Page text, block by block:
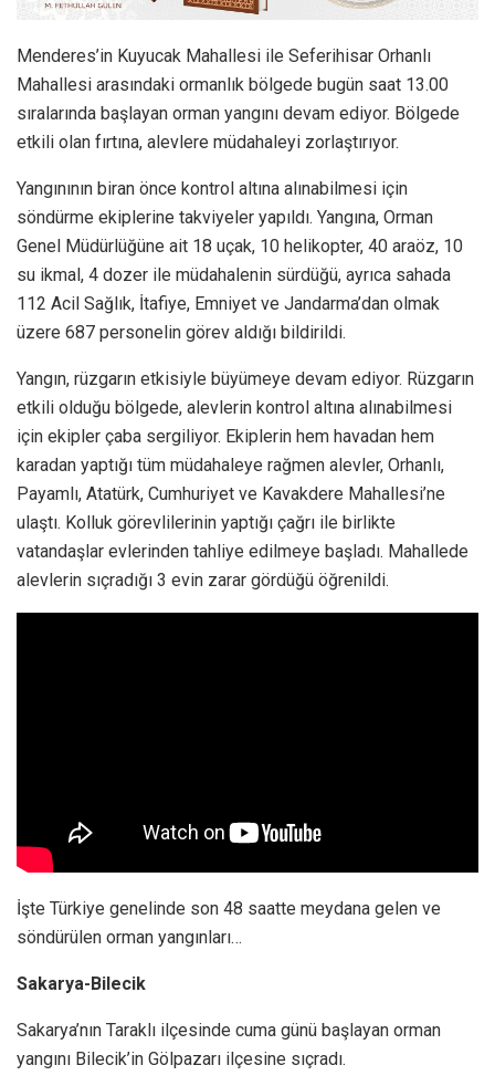
Menderes’in Kuyucak Mahallesi ile Seferihisar Orhanlı
Mahallesi arasındaki ormanlık bölgede bugün saat 13.00
sıralarında başlayan orman yangını devam ediyor. Bölgede
etkili olan fırtına, alevlere müdahaleyi zorlaştırıyor.
Yangınının biran önce kontrol altına alınabilmesi için
söndürme ekiplerine takviyeler yapıldı. Yangına, Orman
Genel Müdürlüğüne ait 18 uçak, 10 helikopter, 40 araöz, 10
su ikmal, 4 dozer ile müdahalenin sürdüğü, ayrıca sahada
112 Acil Sağlık, İtafiye, Emniyet ve Jandarma’dan olmak
üzere 687 personelin görev aldığı bildirildi.
Yangın, rüzgarın etkisiyle büyümeye devam ediyor. Rüzgarın
etkili olduğu bölgede, alevlerin kontrol altına alınabilmesi
için ekipler çaba sergiliyor. Ekiplerin hem havadan hem
karadan yaptığı tüm müdahaleye rağmen alevler, Orhanlı,
Payamlı, Atatürk, Cumhuriyet ve Kavakdere Mahallesi’ne
ulaştı. Kolluk görevlilerinin yaptığı çağrı ile birlikte
vatandaşlar evlerinden tahliye edilmeye başladı. Mahallede
alevlerin sıçradığı 3 evin zarar gördüğü öğrenildi.
İşte Türkiye genelinde son 48 saatte meydana gelen ve
söndürülen orman yangınları…
Sakarya-Bilecik
Sakarya’nın Taraklı ilçesinde cuma günü başlayan orman
yangını Bilecik’in Gölpazarı ilçesine sıçradı.